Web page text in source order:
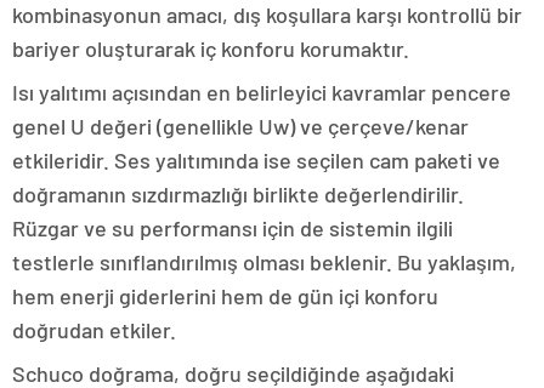
kombinasyonun amacı, dış koşullara karşı kontrollü bir
bariyer oluşturarak iç konforu korumaktır.
Isı yalıtımı açısından en belirleyici kavramlar pencere
genel U değeri (genellikle Uw) ve çerçeve/kenar
etkileridir. Ses yalıtımında ise seçilen cam paketi ve
doğramanın sızdırmazlığı birlikte değerlendirilir.
Rüzgar ve su performansı için de sistemin ilgili
testlerle sınıflandırılmış olması beklenir. Bu yaklaşım,
hem enerji giderlerini hem de gün içi konforu
doğrudan etkiler.
Schuco doğrama, doğru seçildiğinde aşağıdaki